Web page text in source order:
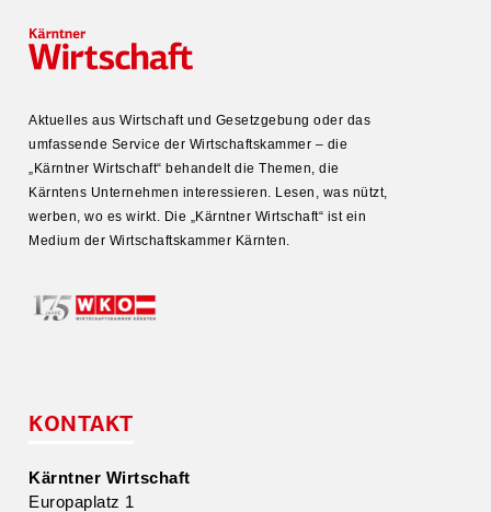
Aktuelles aus Wirtschaft und Gesetz­gebung oder das
umfas­sende Service der Wirtschafts­kammer – die
„Kärntner Wirtschaft“ behandelt die Themen, die
Kärntens Unter­nehmen inter­es­sieren. Lesen, was nützt,
werben, wo es wirkt. Die „Kärntner Wirtschaft“ ist ein
Medium der Wirtschafts­kammer Kärnten.
KONTAKT
Kärntner Wirtschaft
Europa­platz 1